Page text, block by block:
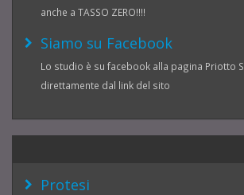
anche a TASSO ZERO!!!!
Siamo su Facebook
Lo studio è su facebook alla pagina Priotto
direttamente dal link del sito
Protesi